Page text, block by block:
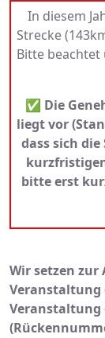
In diesem
Strecke
Bitte
✅ Die
liegt vor
dass sich
bitte erst
Wir setzen zur
Veranstaltung